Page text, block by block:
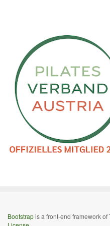
Bootstrapis a front-end framework